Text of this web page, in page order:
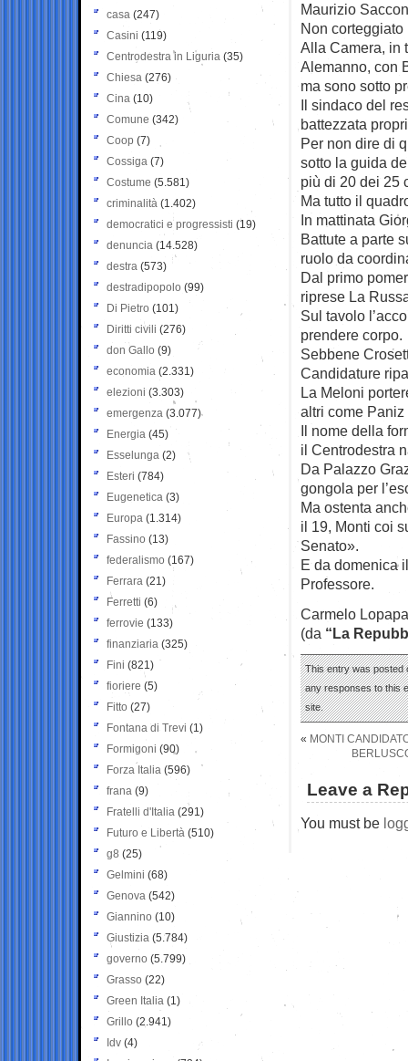
Maurizio
Non
Alla Camera, in
Alemanno, con
ma sono sotto
Il sindaco del
battezzata
Per non dire di
sotto la guida
più di 20 dei 25
Ma tutto il
In mattinata
Battute a parte
ruolo da
Dal primo
riprese La
Sul tavolo
prendere corpo.
Sebbene
Candidature
La Meloni
altri come Paniz
Il nome della
il Centrodestra
Da Palazzo
gongola per
Ma ostenta
il 19, Monti coi
Senato».
E da domenica
Professore.
Carmelo Lopapa
(da “La
This entry was posted
any responses to this
site.
« MONTI
Leave a
You must be
casa (247)
Casini (119)
Centrodestra in Liguria (35)
Chiesa (276)
Cina (10)
Comune (342)
Coop (7)
Cossiga (7)
Costume (5.581)
criminalità (1.402)
democratici e progressisti (19)
denuncia (14.528)
destra (573)
destradipopolo (99)
Di Pietro (101)
Diritti civili (276)
don Gallo (9)
economia (2.331)
elezioni (3.303)
emergenza (3.077)
Energia (45)
Esselunga (2)
Esteri (784)
Eugenetica (3)
Europa (1.314)
Fassino (13)
federalismo (167)
Ferrara (21)
Ferretti (6)
ferrovie (133)
finanziaria (325)
Fini (821)
fioriere (5)
Fitto (27)
Fontana di Trevi (1)
Formigoni (90)
Forza Italia (596)
frana (9)
Fratelli d'Italia (291)
Futuro e Libertà (510)
g8 (25)
Gelmini (68)
Genova (542)
Giannino (10)
Giustizia (5.784)
governo (5.799)
Grasso (22)
Green Italia (1)
Grillo (2.941)
Idv (4)